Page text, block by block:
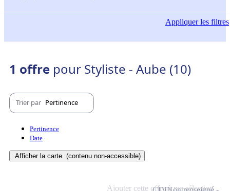
Appliquerles filtres
1 offre pour Styliste - Aube (10)
Trier par Pertinence
Pertinence
Date
Afficher la carte (contenu non-accessible)
Ajouter cette offre à ma sélection